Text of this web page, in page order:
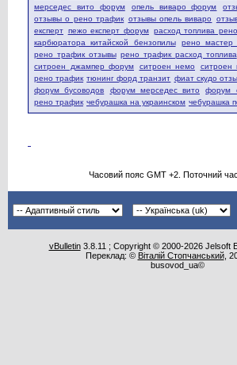
мерседес вито форум
опель виваро форум
отзывы о рено трафик отзывы опель виваро
експерт пежо експерт форум расход топлива
карбюратора китайской бензопилы
рено мастер
рено трафик отзывы рено трафик расход топлива
ситроен джампер форум
ситроен немо ситроен
рено трафик тюнинг форд транзит фиат скудо
форум бусоводов
форум мерседес вито форум
рено трафик чебурашка на украинском чебурашка
Часовий пояс GMT +2. Поточний
vBulletin3.8.11 ; Copyright © 2000-2026 Jelsoft
Переклад: © Віталій Стопчанський,
busovod_ua©